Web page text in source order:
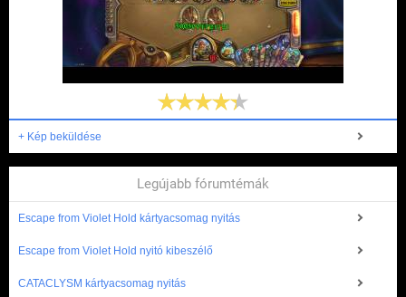
+ Kép beküldése
Legújabb fórumtémák
Escape from Violet Hold kártyacsomag nyitás
Escape from Violet Hold nyitó kibeszélő
CATACLYSM kártyacsomag nyitás